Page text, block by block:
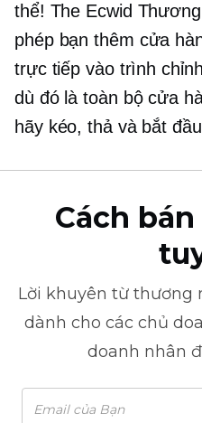
thể! The Ecwid
phép bạn thêm cửa
trực tiếp vào trình
dù đó là toàn bộ cửa
hãy kéo, thả và bắt
Cách
Lời khuyên từ thương
dành cho các chủ
doanh nhân